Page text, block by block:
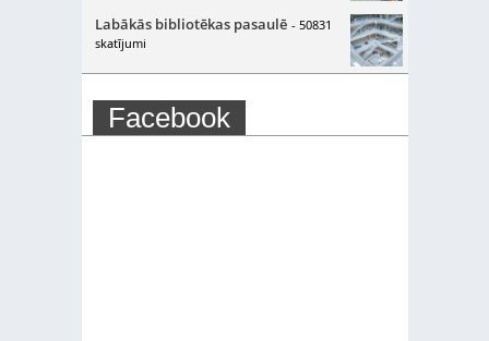
Labākās bibliotēkas pasaulē - 50831
skatījumi
Facebook